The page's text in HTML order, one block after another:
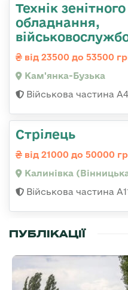
Технік
обладнання,
від 23500 до 53500
Кам'янка-Бузька
Військова частина
Стрілець
від 21000 до 50000
Калинівка
Військова частина
ПУБЛІКАЦІЇ